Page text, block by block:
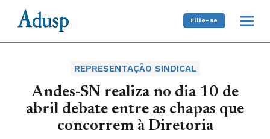
Filie-se
REPRESENTAÇÃO SINDICAL
Andes-SN realiza no dia 10 de
abril debate entre as chapas que
concorrem à Diretoria